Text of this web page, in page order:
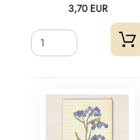
3,70 EUR